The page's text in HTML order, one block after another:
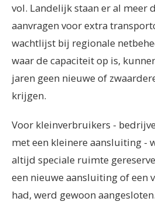
vol. Landelijk staan er al meer
aanvragen voor extra
wachtlijst bij regionale
waar de capaciteit op is,
jaren geen nieuwe of
krijgen.
Voor kleinverbruikers -
met een kleinere aansluiting -
altijd speciale ruimte
een nieuwe aansluiting of een
had, werd gewoon